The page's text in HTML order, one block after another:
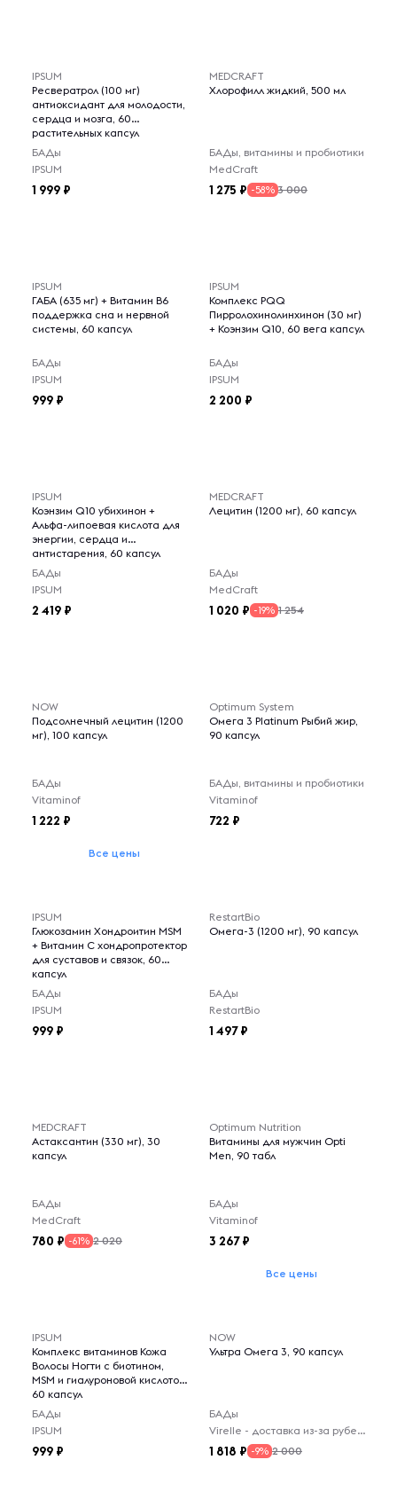
IPSUM
Ресвератрол (100 мг)
антиоксидант для молодости,
сердца и мозга, 60
растительных капсул
БАДы
IPSUM
1 999
MEDCRAFT
Хлорофилл жидкий, 500 мл
БАДы, витамины и пробиотики
MedCraft
1 275 -58% 3 000
IPSUM
ГАБА (635 мг) + Витамин B6
поддержка сна и нервной
системы, 60 капсул
БАДы
IPSUM
999
IPSUM
Комплекс PQQ
Пирролохинолинхинон (30 мг)
+ Коэнзим Q10, 60 вега капсул
БАДы
IPSUM
2 200
IPSUM
Коэнзим Q10 убихинон +
Альфа-липоевая кислота для
энергии, сердца и
антистарения, 60 капсул
БАДы
IPSUM
2 419
MEDCRAFT
Лецитин (1200 мг), 60 капсул
БАДы
MedCraft
1 020 -19% 1 254
NOW
Подсолнечный лецитин (1200
мг), 100 капсул
БАДы
Vitaminof
1 222
Все цены
Optimum System
Омега 3 Platinum Рыбий жир,
90 капсул
БАДы, витамины и пробиотики
Vitaminof
722
IPSUM
Глюкозамин Хондроитин MSM
+ Витамин C хондропротектор
для суставов и связок, 60
капсул
БАДы
IPSUM
999
RestartBio
Омега-3 (1200 мг), 90 капсул
БАДы
RestartBio
1 497
MEDCRAFT
Астаксантин (330 мг), 30
капсул
БАДы
MedCraft
780 -61% 2 020
Optimum Nutrition
Витамины для мужчин Opti
Men, 90 табл
БАДы
Vitaminof
3 267
Все цены
IPSUM
Комплекс витаминов Кожа
Волосы Ногти с биотином,
MSM и гиалуроновой кислотой,
60 капсул
БАДы
IPSUM
999
NOW
Ультра Омега 3, 90 капсул
БАДы
Virelle - доставка из-за рубежа
1 818 -9% 2 000